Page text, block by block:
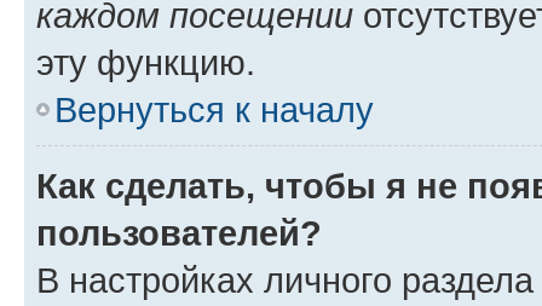
каждом посещении
эту функцию.
Вернуться к началу
Как сделать, чтобы я не
пользователей?
В настройках личного